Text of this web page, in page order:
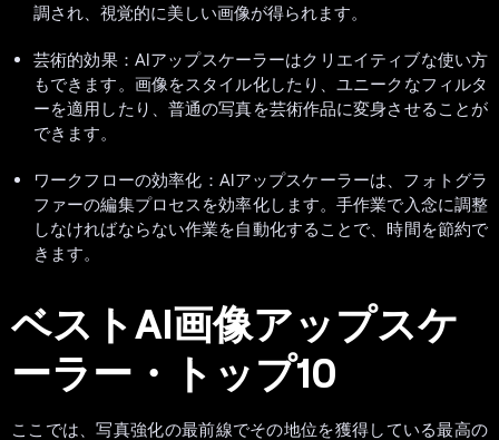
調され、視覚的に美しい画像が得られます。
芸術的効果：AIアップスケーラーはクリエイティブな使い方
もできます。画像をスタイル化したり、ユニークなフィルタ
ーを適用したり、普通の写真を芸術作品に変身させることが
できます。
ワークフローの効率化：AIアップスケーラーは、フォトグラ
ファーの編集プロセスを効率化します。手作業で入念に調整
しなければならない作業を自動化することで、時間を節約で
きます。
ベストAI画像アップスケ
ーラー・トップ10
ここでは、写真強化の最前線でその地位を獲得している最高の